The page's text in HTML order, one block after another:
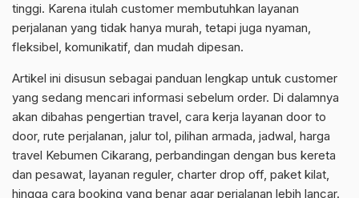
tinggi. Karena itulah customer membutuhkan layanan
perjalanan yang tidak hanya murah, tetapi juga nyaman,
fleksibel, komunikatif, dan mudah dipesan.
Artikel ini disusun sebagai panduan lengkap untuk customer
yang sedang mencari informasi sebelum order. Di dalamnya
akan dibahas pengertian travel, cara kerja layanan door to
door, rute perjalanan, jalur tol, pilihan armada, jadwal, harga
travel Kebumen Cikarang, perbandingan dengan bus kereta
dan pesawat, layanan reguler, charter drop off, paket kilat,
hingga cara booking yang benar agar perjalanan lebih lancar.